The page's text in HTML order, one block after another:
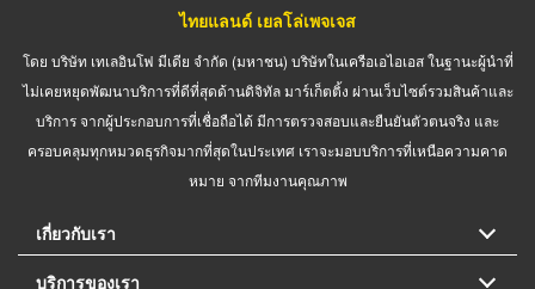
ไทยแลนด์ เยลโล่เพจเจส
โดย บริษัท เทเลอินโฟ มีเดีย จำกัด (มหาชน) บริษัทในเครือเอไอเอส ในฐานะผู้นำที่
ไม่เคยหยุดพัฒนาบริการที่ดีที่สุดด้านดิจิทัล มาร์เก็ตติ้ง ผ่านเว็บไซต์รวมสินค้าและ
บริการ จากผู้ประกอบการที่เชื่อถือได้ มีการตรวจสอบและยืนยันตัวตนจริง และ
ครอบคลุมทุกหมวดธุรกิจมากที่สุดในประเทศ เราจะมอบบริการที่เหนือความคาด
หมาย จากทีมงานคุณภาพ
เกี่ยวกับเรา
บริการของเรา